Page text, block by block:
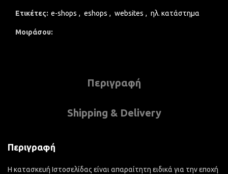
Ετικέτες: e-shops , eshops , websites , ηλ. κατάστημα
Μοιράσου
Περιγραφή
Shipping & Delivery
Περιγραφή
Η κατασκευή Ιστοσελίδας είναι απαραίτητη ειδικά για την εποχή